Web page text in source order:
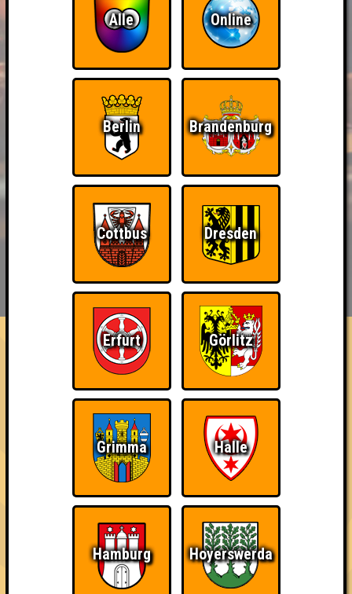
HIGHSCORE RESERVIERUNG
FAQ ÜBER UNS
SOUNDCHECK No. 16 //
Hamburg
Das Musikquiz · 27.06.2023 · Grüner Jäger
Angemeldete Teams
Alle Online
Berlin Brandenburg
Cottbus Dresden
Erfurt Görlitz
Grimma Halle
Hamburg Hoyerswerda